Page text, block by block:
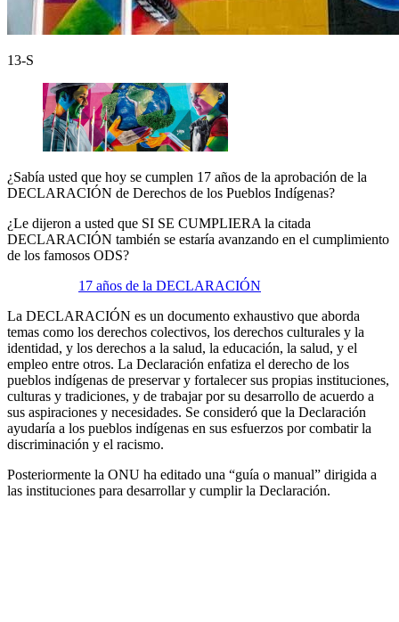
13-S
¿Sabía usted que hoy se cumplen 17 años de la aprobación de la
DECLARACIÓN de Derechos de los Pueblos Indígenas?
¿Le dijeron a usted que SI SE CUMPLIERA la citada
DECLARACIÓN también se estaría avanzando en el cumplimiento
de los famosos ODS?
17 años de la DECLARACIÓN
La DECLARACIÓN es un documento exhaustivo que aborda
temas como los derechos colectivos, los derechos culturales y la
identidad, y los derechos a la salud, la educación, la salud, y el
empleo entre otros. La Declaración enfatiza el derecho de los
pueblos indígenas de preservar y fortalecer sus propias instituciones,
culturas y tradiciones, y de trabajar por su desarrollo de acuerdo a
sus aspiraciones y necesidades. Se consideró que la Declaración
ayudaría a los pueblos indígenas en sus esfuerzos por combatir la
discriminación y el racismo.
Posteriormente la ONU ha editado una “guía o manual” dirigida a
las instituciones para desarrollar y cumplir la Declaración.